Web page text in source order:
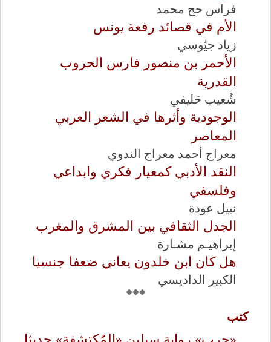
فراس حج محمد
الأم في قصائد رفعة يونس
زياد جيّوسي
الأحمر بن منصور فارس الحروب
القدرية
شُعيب حَليفي
الوجودية وأثرها في الشعر العربي
المعاصر
معراج أحمد معراج الندوي
النقد الأدبي كمعيار فكري وابداعي
وفلسفي
نبيل عودة
الجدل الثقافي بين المشرق والمغرب
إبراهيـم مشـارة
هل كان ابن خلدون يعاني ضعفا جنسيا
الكبير الداديسي
كتب